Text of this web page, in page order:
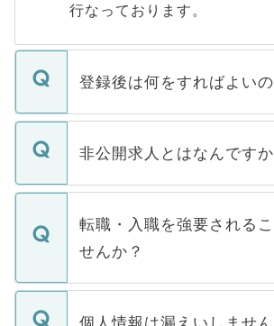
行なっております。
登録後は何をすればよい
ご登録いただきましたら、弊
登録内容を確認し、その後メ
ます。通常、5営業日以内に
いただきますので、しばらく
非公開求人とはなんですか
マイナビDOCTORで取り扱
うち約3割は、Webサイトか
けない「非公開求人」です。
下記の理由によって、一般に
ません。
転職・入職を強要される
せんか？
転職・入職を強要することは
ん。また、仮に応募先から内